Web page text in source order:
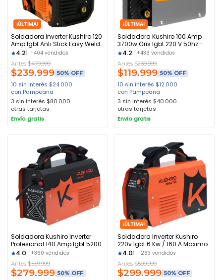
¡ÚLTIMA!
Soldadora Inverter Kushiro 120
Amp Igbt Anti Stick Easy Weld
Naranja
4.2 +404 vendidos
Antes $479.999
$239.999 50% OFF
10 sin interés $24.000
con Pampeana
3 sin interés $80.000
otras tarjetas
Envío gratis
¡ÚLTIMA!
Soldadora Kushiro 100 Amp
3700w Gris Igbt 220 V 50hz -
Negro
4.2 +436 vendidos
Antes $239.999
$119.999 50% OFF
10 sin interés $12.000
con Pampeana
3 sin interés $40.000
otras tarjetas
Envío gratis
Soldadora Kushiro Inverter
Profesional 140 Amp Igbt 5200
W Naranja
4.0 +360 vendidos
Antes $559.999
$279.999 50% OFF
¡ÚLTIMA!
Soldadora Inverter Kushiro
220v Igbt 6 Kw / 160 A Maximo
Naranja
4.0 +263 vendidos
Antes $599.999
$299.999 50% OFF